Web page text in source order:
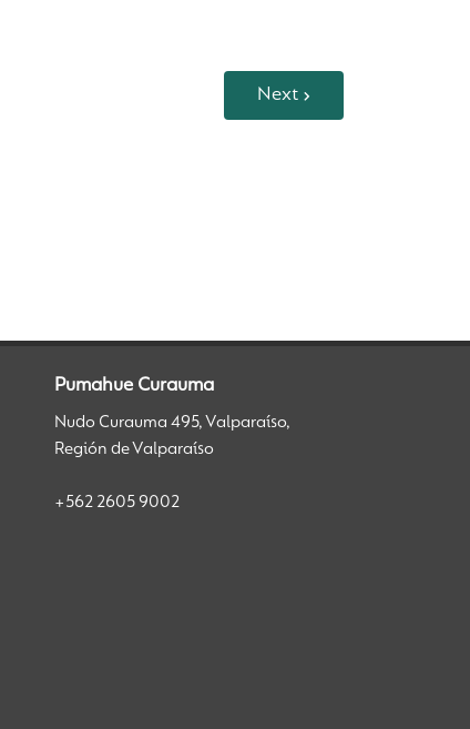
Next
Pumahue Curauma
Nudo Curauma 495, Valparaíso,
Región de Valparaíso
+562 2605 9002